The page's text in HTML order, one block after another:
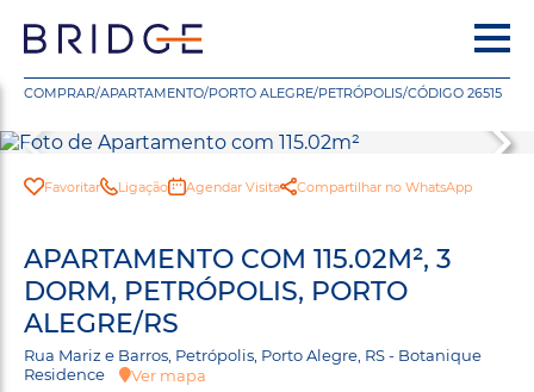
COMPRAR/APARTAMENTO/PORTO ALEGRE/PETRÓPOLIS/CÓDIGO 26515
Favoritar Ligação Agendar Visita Compartilhar no WhatsApp
APARTAMENTO COM 115.02M², 3
DORM, PETRÓPOLIS, PORTO
ALEGRE/RS
Rua Mariz e Barros, Petrópolis, Porto Alegre, RS - Botanique
Residence
Ver mapa